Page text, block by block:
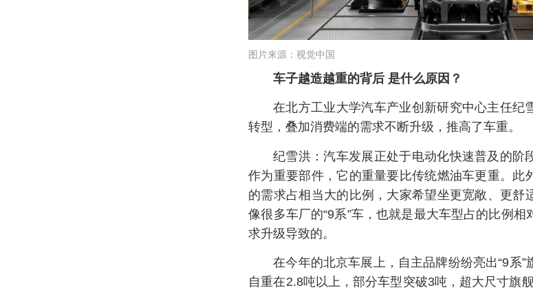
图片来源：视觉中国
车子越造越重的背后 是什么原因？
在北方工业大学汽车产业创新研究中心主任纪
转型，叠加消费端的需求不断升级，推高了车重。
纪雪洪：汽车发展正处于电动化快速普及的阶
作为重要部件，它的重量要比传统燃油车更重。此
的需求占相当大的比例，大家希望坐更宽敞、更舒
像很多车厂的“9系”车，也就是最大车型占的比例
求升级导致的。
在今年的北京车展上，自主品牌纷纷亮出“9系”
自重在2.8吨以上，部分车型突破3吨，超大尺寸旗